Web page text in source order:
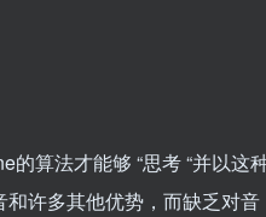
算法才能够 “思考 “并以这
许多其他优势，而缺乏对音